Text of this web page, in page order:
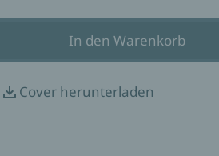
In den Warenkorb
Cover herunterladen